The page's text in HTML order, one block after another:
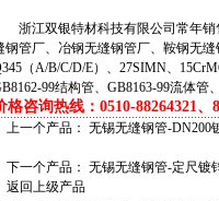
浙江双银特材科技有限公司常年销
钢管厂、冶钢无缝钢管厂、鞍钢无
（A/B/C/D/E）、27SIMN、
99结构管、GB8163-99流体
格咨询热线：0510-88264321、
上一个产品： 无锡无缝钢管-DN200
下一个产品： 无锡无缝钢管-定尺镀
返回上级产品